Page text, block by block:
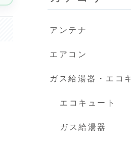
アンテナ
エアコン
ガス給湯器・エコ
エコキュート
ガス給湯器